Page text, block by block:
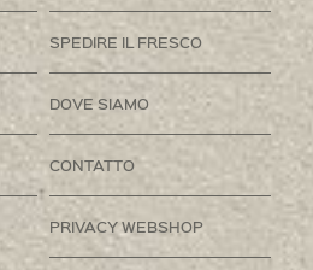
SPEDIRE IL FRESCO
DOVE SIAMO
CONTATTO
PRIVACY WEBSHOP